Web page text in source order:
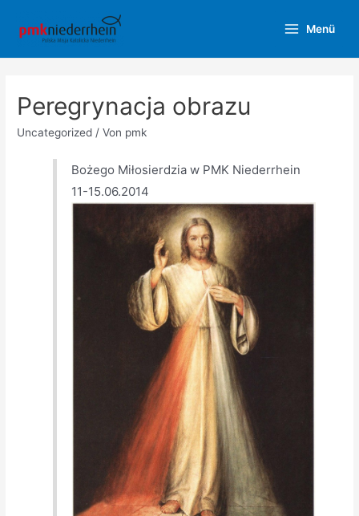
Inhalt
Menü
Peregrynacja obrazu
Uncategorized / Von pmk
Bożego Miłosierdzia w PMK Niederrhein
11-15.06.2014